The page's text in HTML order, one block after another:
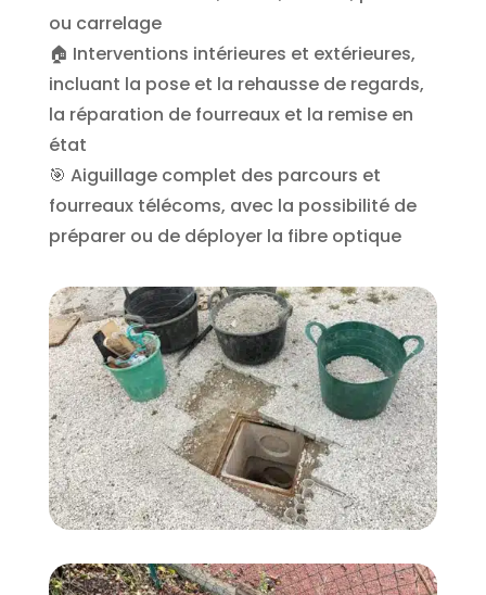
ou carrelage
🏠 Interventions intérieures et extérieures,
incluant la pose et la rehausse de regards,
la réparation de fourreaux et la remise en
état
🎯 Aiguillage complet des parcours et
fourreaux télécoms, avec la possibilité de
préparer ou de déployer la fibre optique